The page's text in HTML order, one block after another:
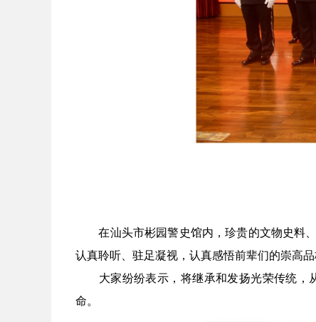
在汕头市彬园警史馆内，珍贵的文物史料、
认真聆听、驻足凝视，认真感悟前辈们的崇高品
大家纷纷表示，将继承和发扬光荣传统，从
命。